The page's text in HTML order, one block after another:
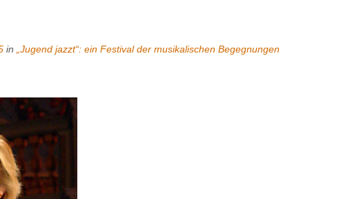
in „Jugend jazzt“: ein Festival der musikalischen Begegnungen